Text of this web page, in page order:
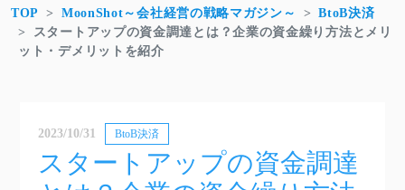
TOP MoonShot～会社経営の戦略マガジン～
BtoB決済
スタートアップの資金調達とは？企業の資金繰り方法とメリ
ット・デメリットを紹介
2023/10/31 BtoB決済
スタートアップの資金調達